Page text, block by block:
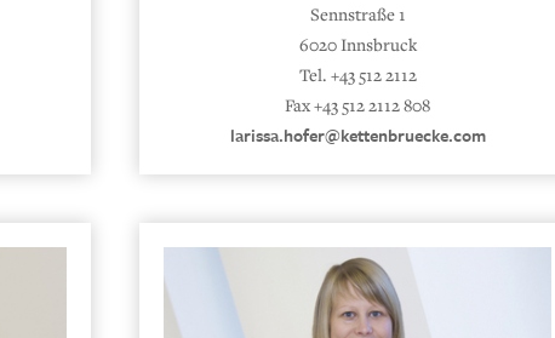
Sennstraße 1
6020 Innsbruck
Tel. +43 512 2112
Fax +43 512 2112 808
larissa.hofer@kettenbruecke.com